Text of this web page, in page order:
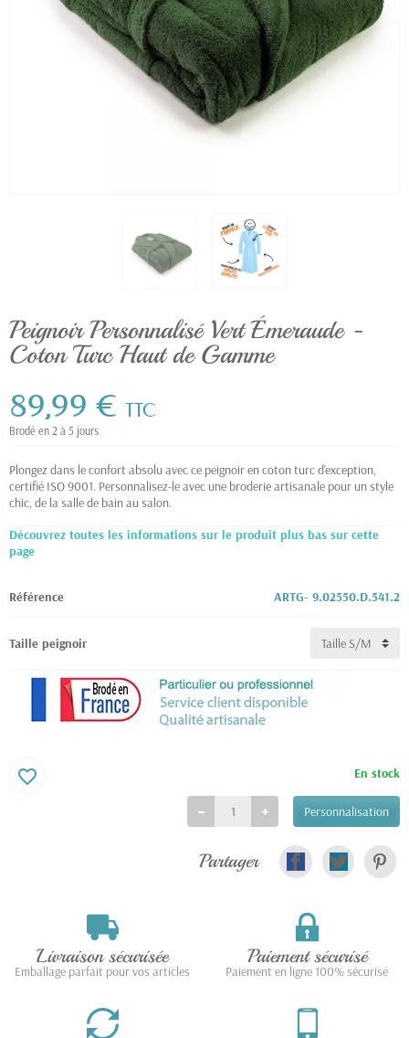
Peignoir Personnalisé Vert Émeraude -
Coton Turc Haut de Gamme
89,99 € TTC
Brodé en 2 à 5 jours
Plongez dans le confort absolu avec ce peignoir en coton turc d'exception,
certifié ISO 9001. Personnalisez-le avec une broderie artisanale pour un style
chic, de la salle de bain au salon.
Découvrez toutes les informations sur le produit plus bas sur cette
page
Référence ARTG- 9.02550.D.541.2
Taille peignoir
En stock
Personnalisation
favorite_border
Partager
Livraison sécurisée
Emballage parfait pour vos articles
Paiement sécurisé
Paiement en ligne 100% sécurisé